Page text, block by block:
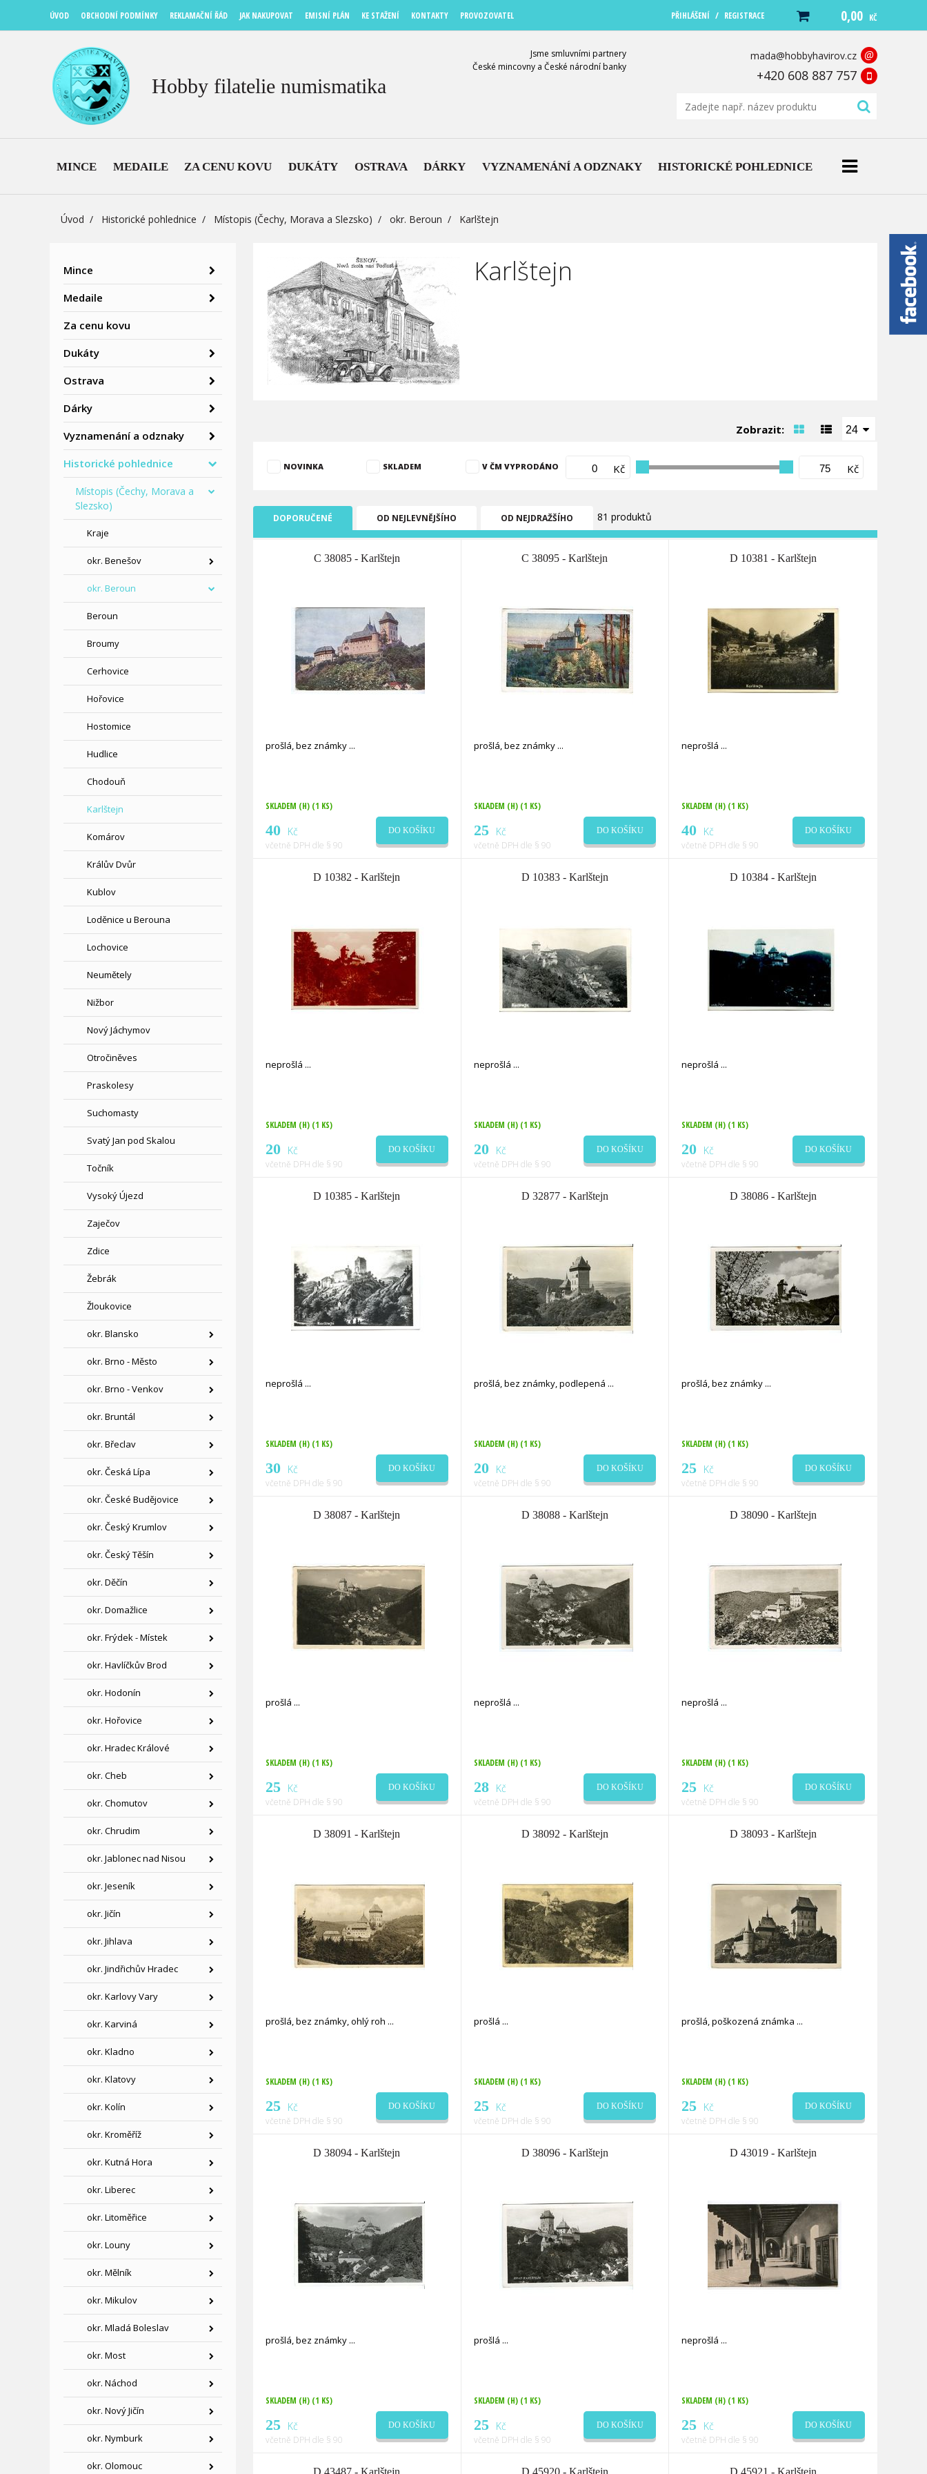
ÚVOD OBCHODNÍ PODMÍNKY REKLAMAČNÍ ŘÁD JAK NAKUPOVAT EMISNÍ PLÁN KE STAŽENÍ KONTAKTY PROVOZOVATEL PŘIHLÁŠENÍ / REGISTRACE 0,00 KČ
Hobby filatelie numismatika
Jsme smluvními partnery
České mincovny a České národní banky
mada@hobbyhavirov.cz @
+420 608 887 757
MINCE MEDAILE ZA CENU KOVU DUKÁTY OSTRAVA DÁRKY VYZNAMENÁNÍ A ODZNAKY HISTORICKÉ POHLEDNICE
Úvod Historické pohlednice Místopis (Čechy, Morava a Slezsko) okr. Beroun Karlštejn
Mince
Medaile
Za cenu kovu
Dukáty
Ostrava
Dárky
Vyznamenání a odznaky
Historické pohlednice
Místopis (Čechy, Morava a
Slezsko)
Kraje
okr. Benešov
okr. Beroun
Beroun
Broumy
Cerhovice
Hořovice
Hostomice
Hudlice
Chodouň
Karlštejn
Komárov
Králův Dvůr
Kublov
Loděnice u Berouna
Lochovice
Neumětely
Nižbor
Nový Jáchymov
Otročiněves
Praskolesy
Suchomasty
Svatý Jan pod Skalou
Točník
Vysoký Újezd
Zaječov
Zdice
Žebrák
Žloukovice
okr. Blansko
okr. Brno - Město
okr. Brno - Venkov
okr. Bruntál
okr. Břeclav
okr. Česká Lípa
okr. České Budějovice
okr. Český Krumlov
okr. Český Těšín
okr. Děčín
okr. Domažlice
okr. Frýdek - Místek
okr. Havlíčkův Brod
okr. Hodonín
okr. Hořovice
okr. Hradec Králové
okr. Cheb
okr. Chomutov
okr. Chrudim
okr. Jablonec nad Nisou
okr. Jeseník
okr. Jičín
okr. Jihlava
okr. Jindřichův Hradec
okr. Karlovy Vary
okr. Karviná
okr. Kladno
okr. Klatovy
okr. Kolín
okr. Kroměříž
okr. Kutná Hora
okr. Liberec
okr. Litoměřice
okr. Louny
okr. Mělník
okr. Mikulov
okr. Mladá Boleslav
okr. Most
okr. Náchod
okr. Nový Jičín
okr. Nymburk
okr. Olomouc
Karlštejn
Zobrazit: 24
NOVINKA SKLADEM V ČM VYPRODÁNO Kč Kč
DOPORUČENÉ OD NEJLEVNĚJŠÍHO OD NEJDRAŽŠÍHO 81 produktů
C 38085 - Karlštejn
prošlá, bez známky
SKLADEM (H) (1 KS)
40 Kč
včetně DPH dle § 90
DO KOŠÍKU
C 38095 - Karlštejn
prošlá, bez známky
SKLADEM (H) (1 KS)
25 Kč
včetně DPH dle § 90
DO KOŠÍKU
D 10381 - Karlštejn
neprošlá
SKLADEM (H) (1 KS)
40 Kč
včetně DPH dle § 90
DO KOŠÍKU
D 10382 - Karlštejn
neprošlá
SKLADEM (H) (1 KS)
20 Kč
včetně DPH dle § 90
DO KOŠÍKU
D 10383 - Karlštejn
neprošlá
SKLADEM (H) (1 KS)
20 Kč
včetně DPH dle § 90
DO KOŠÍKU
D 10384 - Karlštejn
neprošlá
SKLADEM (H) (1 KS)
20 Kč
včetně DPH dle § 90
DO KOŠÍKU
D 10385 - Karlštejn
neprošlá
SKLADEM (H) (1 KS)
30 Kč
včetně DPH dle § 90
DO KOŠÍKU
D 32877 - Karlštejn
prošlá, bez známky, podlepená
SKLADEM (H) (1 KS)
20 Kč
včetně DPH dle § 90
DO KOŠÍKU
D 38086 - Karlštejn
prošlá, bez známky
SKLADEM (H) (1 KS)
25 Kč
včetně DPH dle § 90
DO KOŠÍKU
D 38087 - Karlštejn
prošlá
SKLADEM (H) (1 KS)
25 Kč
včetně DPH dle § 90
DO KOŠÍKU
D 38088 - Karlštejn
neprošlá
SKLADEM (H) (1 KS)
28 Kč
včetně DPH dle § 90
DO KOŠÍKU
D 38090 - Karlštejn
neprošlá
SKLADEM (H) (1 KS)
25 Kč
včetně DPH dle § 90
DO KOŠÍKU
D 38091 - Karlštejn
prošlá, bez známky, ohlý roh
SKLADEM (H) (1 KS)
25 Kč
včetně DPH dle § 90
DO KOŠÍKU
D 38092 - Karlštejn
prošlá
SKLADEM (H) (1 KS)
25 Kč
včetně DPH dle § 90
DO KOŠÍKU
D 38093 - Karlštejn
prošlá, poškozená známka
SKLADEM (H) (1 KS)
25 Kč
včetně DPH dle § 90
DO KOŠÍKU
D 38094 - Karlštejn
prošlá, bez známky
SKLADEM (H) (1 KS)
25 Kč
včetně DPH dle § 90
DO KOŠÍKU
D 38096 - Karlštejn
prošlá
SKLADEM (H) (1 KS)
25 Kč
včetně DPH dle § 90
DO KOŠÍKU
D 43019 - Karlštejn
neprošlá
SKLADEM (H) (1 KS)
25 Kč
včetně DPH dle § 90
DO KOŠÍKU
D 43487 - Karlštejn D 45920 - Karlštejn D 45921 - Karlštejn